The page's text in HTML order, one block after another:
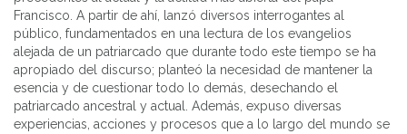
Francisco. A partir de ahí, lanzó diversos interrogantes al
público, fundamentados en una lectura de los evangelios
alejada de un patriarcado que durante todo este tiempo se ha
apropiado del discurso; planteó la necesidad de mantener la
esencia y de cuestionar todo lo demás, desechando el
patriarcado ancestral y actual. Además, expuso diversas
experiencias, acciones y procesos que a lo largo del mundo se